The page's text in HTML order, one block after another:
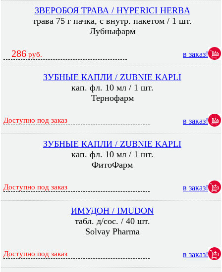
ЗВЕРОБОЯ ТРАВА / HYPERICI HERBA
трава 75 г пачка, с внутр. пакетом / 1 шт.
Лубныфарм
286 руб. в заказ!
ЗУБНЫЕ КАПЛИ / ZUBNIE KAPLI
кап. фл. 10 мл / 1 шт.
Тернофарм
Доступно под заказ в заказ!
ЗУБНЫЕ КАПЛИ / ZUBNIE KAPLI
кап. фл. 10 мл / 1 шт.
ФитоФарм
Доступно под заказ в заказ!
ИМУДОН / IMUDON
табл. д/сос. / 40 шт.
Solvay Pharma
Доступно под заказ в заказ!